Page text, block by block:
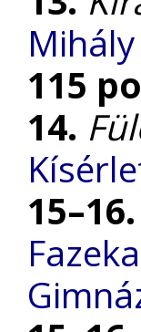
115
14.
15–16.